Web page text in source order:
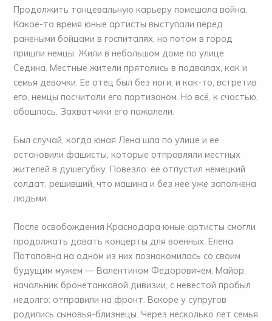
Продолжить танцевальную карьеру помешала война.
Какое-то время юные артисты выступали перед
ранеными бойцами в госпиталях, но потом в город
пришли немцы. Жили в небольшом доме по улице
Седина. Местные жители прятались в подвалах, как и
семья девочки. Ее отец был без ноги, и как-то, встретив
его, немцы посчитали его партизаном. Но всё, к счастью,
обошлось. Захватчики его пожалели.
Был случай, когда юная Лена шла по улице и ее
остановили фашисты, которые отправляли местных
жителей в душегубку. Повезло: ее отпустил немецкий
солдат, решивший, что машина и без нее уже заполнена
людьми.
После освобождения Краснодара юные артисты смогли
продолжать давать концерты для военных. Елена
Потаповна на одном из них познакомилась со своим
будущим мужем — Валентином Федоровичем. Майор,
начальник бронетанковой дивизии, с невестой пробыл
недолго: отправили на фронт. Вскоре у супругов
родились сыновья-близнецы. Через несколько лет семья